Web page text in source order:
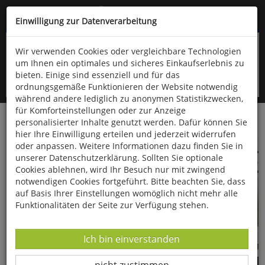
Kompletten Head der Seite überspringen
oder (06766) 9323-960
Startseite Technik & Freizeit Musik & Klang
Instrumente & Klangspiele
Einwilligung zur Datenverarbeitung
Wir verwenden Cookies oder vergleichbare Technologien
um Ihnen ein optimales und sicheres Einkaufserlebnis zu
bieten. Einige sind essenziell und für das
ordnungsgemäße Funktionieren der Website notwendig
während andere lediglich zu anonymen Statistikzwecken,
für Komforteinstellungen oder zur Anzeige
personalisierter Inhalte genutzt werden. Dafür können Sie
hier Ihre Einwilligung erteilen und jederzeit widerrufen
oder anpassen. Weitere Informationen dazu finden Sie in
unserer Datenschutzerklärung. Sollten Sie optionale
Cookies ablehnen, wird Ihr Besuch nur mit zwingend
notwendigen Cookies fortgeführt. Bitte beachten Sie, dass
auf Basis Ihrer Einstellungen womöglich nicht mehr alle
Funktionalitäten der Seite zur Verfügung stehen.
Datenverarbeitung -
Ich bin einverstanden